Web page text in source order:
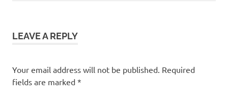
LEAVE A REPLY
Your email address will not be published. Required
fields are marked *